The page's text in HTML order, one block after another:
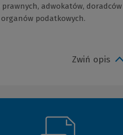
adwokatów, doradców
podatkowych.
Zwiń opis